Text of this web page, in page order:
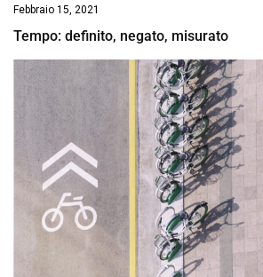
Febbraio 15, 2021
Tempo: definito, negato, misurato